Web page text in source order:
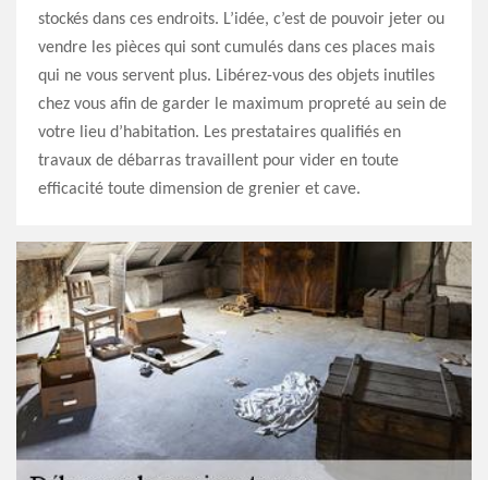
stockés dans ces endroits. L’idée, c’est de pouvoir jeter ou
vendre les pièces qui sont cumulés dans ces places mais
qui ne vous servent plus. Libérez-vous des objets inutiles
chez vous afin de garder le maximum propreté au sein de
votre lieu d’habitation. Les prestataires qualifiés en
travaux de débarras travaillent pour vider en toute
efficacité toute dimension de grenier et cave.